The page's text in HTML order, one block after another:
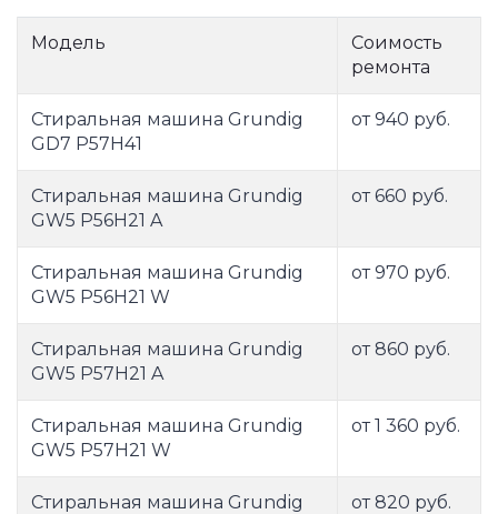
Модель
Соимость
ремонта
Стиральная машина Grundig
GD7 P57H41
от 940 руб.
Стиральная машина Grundig
GW5 P56H21 A
от 660 руб.
Стиральная машина Grundig
GW5 P56H21 W
от 970 руб.
Стиральная машина Grundig
GW5 P57H21 A
от 860 руб.
Стиральная машина Grundig
GW5 P57H21 W
от 1 360 руб.
Стиральная машина Grundig
от 820 руб.